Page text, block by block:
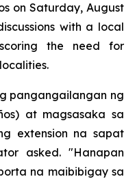
on Saturday, August
with a local
the need for
pangangailangan ng
at magsasaka sa
extension na sapat
asked. "Hanapan
na maibibigay sa